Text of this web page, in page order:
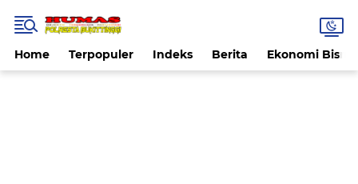
Home Terpopuler Indeks Berita Ekonomi Bisnis